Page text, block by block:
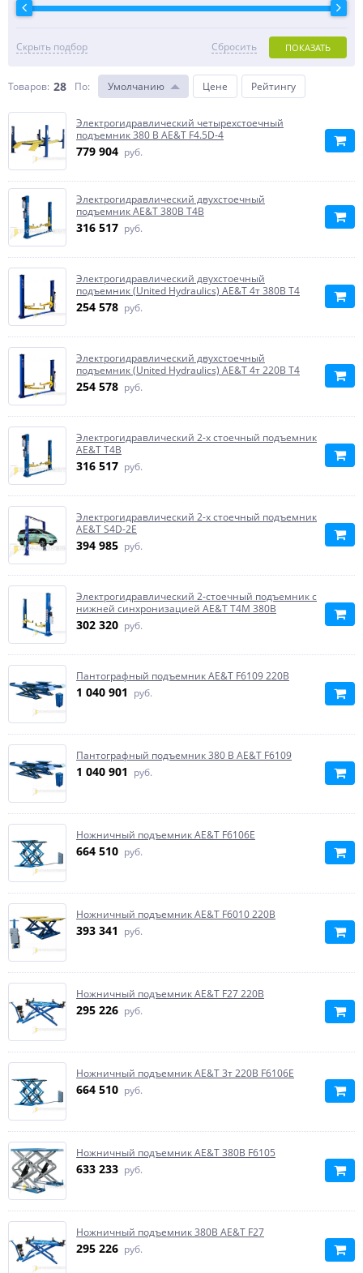
Скрыть подбор ПОКАЗАТЬ
Сбросить
Товаров: 28 По: Умолчанию Цене Рейтингу
Электрогидравлический четырехстоечный
подъемник 380 В AE&T F4.5D-4
779 904 руб.
Электрогидравлический двухстоечный
подъемник AE&T 380В T4B
316 517 руб.
Электрогидравлический двухстоечный
подъемник (United Hydraulics) AE&T 4т 380В T4
254 578 руб.
Электрогидравлический двухстоечный
подъемник (United Hydraulics) AE&T 4т 220В T4
254 578 руб.
Электрогидравлический 2-х стоечный подъемник
AE&T T4B
316 517 руб.
Электрогидравлический 2-х стоечный подъемник
AE&T S4D-2E
394 985 руб.
Электрогидравлический 2-стоечный подъемник с
нижней синхронизацией AE&T T4M 380B
302 320 руб.
Пантографный подъемник AE&T F6109 220В
1 040 901 руб.
Пантографный подъемник 380 В AE&T F6109
1 040 901 руб.
Ножничный подъемник AE&T F6106E
664 510 руб.
Ножничный подъемник AE&T F6010 220В
393 341 руб.
Ножничный подъемник AE&T F27 220В
295 226 руб.
Ножничный подъемник AE&T 3т 220В F6106E
664 510 руб.
Ножничный подъемник AE&T 380В F6105
633 233 руб.
Ножничный подъемник 380В AE&T F27
295 226 руб.